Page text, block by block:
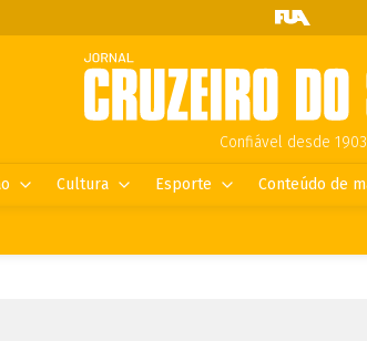
Confiável desde
Cultura Esporte Conteúdo de